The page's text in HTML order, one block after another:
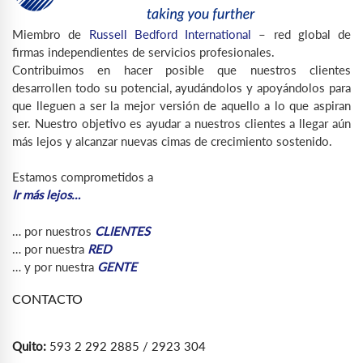
Miembro de Russell Bedford International – red global de
firmas independientes de servicios profesionales.
Contribuimos en hacer posible que nuestros clientes
desarrollen todo su potencial, ayudándolos y apoyándolos para
que lleguen a ser la mejor versión de aquello a lo que aspiran
ser. Nuestro objetivo es ayudar a nuestros clientes a llegar aún
más lejos y alcanzar nuevas cimas de crecimiento sostenido.
Estamos comprometidos a
Ir más lejos…
… por nuestros CLIENTES
… por nuestra RED
… y por nuestra GENTE
CONTACTO
Quito: 593 2 292 2885 / 2923 304